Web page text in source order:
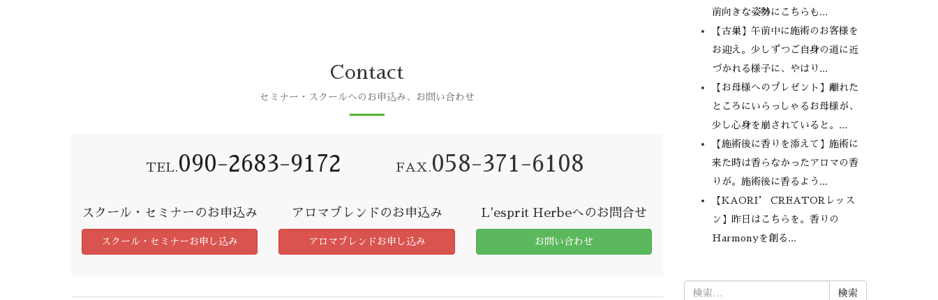
Contact
セミナー・スクールへのお申込み、お問い合わせ
TEL. 090-2683-9172 FAX. 058-371-6108
スクール・セミナーのお申込み
スクール・セミナーお申し込み
アロマブレンドのお申込み
アロマブレンドお申し込み
L'esprit Herbeへのお問合せ
お問い合わせ
前向きな姿勢にこちらも...
【古巣】午前中に施術のお客様を
お迎え。少しずつご自身の道に近
づかれる様子に、やはり...
【お母様へのプレゼント】離れた
ところにいらっしゃるお母様が、
少し心身を崩されていると。...
【施術後に香りを添えて】施術に
来た時は香らなかったアロマの香
りが。施術後に香るよう...
【KAORI’ CREATORレッス
ン】昨日はこちらを。香りの
Harmonyを創る...